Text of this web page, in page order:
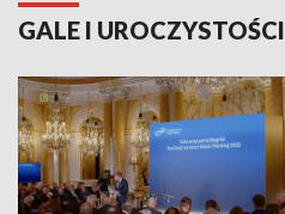
GALE I UROCZYSTOŚCI